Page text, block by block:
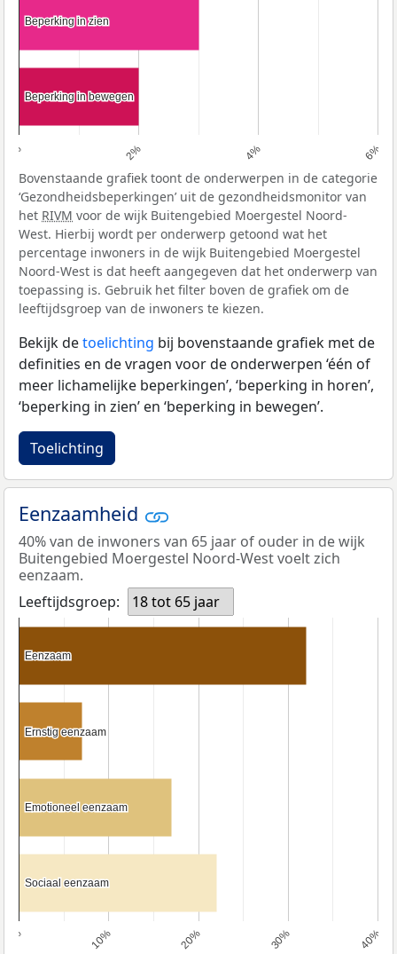
0% 2% 4% 6%
Beperking in zien
Beperking in zien
Beperking in bewegen
Beperking in bewegen
Bovenstaande grafiek toont de onderwerpen in de categorie
‘Gezondheidsbeperkingen’ uit de gezondheidsmonitor van
het RIVM voor de wijk Buitengebied Moergestel Noord-
West. Hierbij wordt per onderwerp getoond wat het
percentage inwoners in de wijk Buitengebied Moergestel
Noord-West is dat heeft aangegeven dat het onderwerp van
toepassing is. Gebruik het filter boven de grafiek om de
leeftijdsgroep van de inwoners te kiezen.
Bekijk detoelichting bij bovenstaande grafiek met de
definities en de vragen voor de onderwerpen ‘één of
meer lichamelijke beperkingen’, ‘beperking in horen’,
‘beperking in zien’ en ‘beperking in bewegen’.
Toelichting
Eenzaamheid
40% van de inwoners van 65 jaar of ouder in de wijk
Buitengebied Moergestel Noord-West voelt zich
eenzaam.
Leeftijdsgroep:
18 tot 65 jaar
0% 10% 20% 30% 40%
Eenzaam
Eenzaam
Ernstig eenzaam
Ernstig eenzaam
Emotioneel eenzaam
Emotioneel eenzaam
Sociaal eenzaam
Sociaal eenzaam